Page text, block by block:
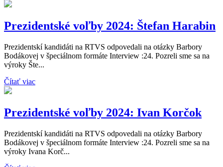
Prezidentské voľby 2024: Štefan Harabin
Prezidentskí kandidáti na RTVS odpovedali na otázky Barbory
Bodákovej v špeciálnom formáte Interview :24. Pozreli sme sa na
výroky Šte...
Čítať viac
Prezidentské voľby 2024: Ivan Korčok
Prezidentskí kandidáti na RTVS odpovedali na otázky Barbory
Bodákovej v špeciálnom formáte Interview :24. Pozreli sme sa na
výroky Ivana Korč...